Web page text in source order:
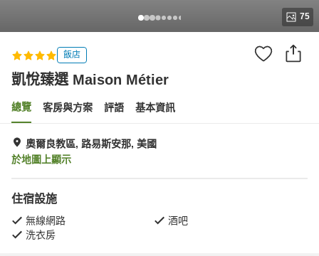
75
飯店
凱悅臻選 Maison Métier
總覽 客房與方案 評語 基本資訊
奧爾良教區, 路易斯安那, 美國
於地圖上顯示
住宿設施
無線網路
酒吧
洗衣房